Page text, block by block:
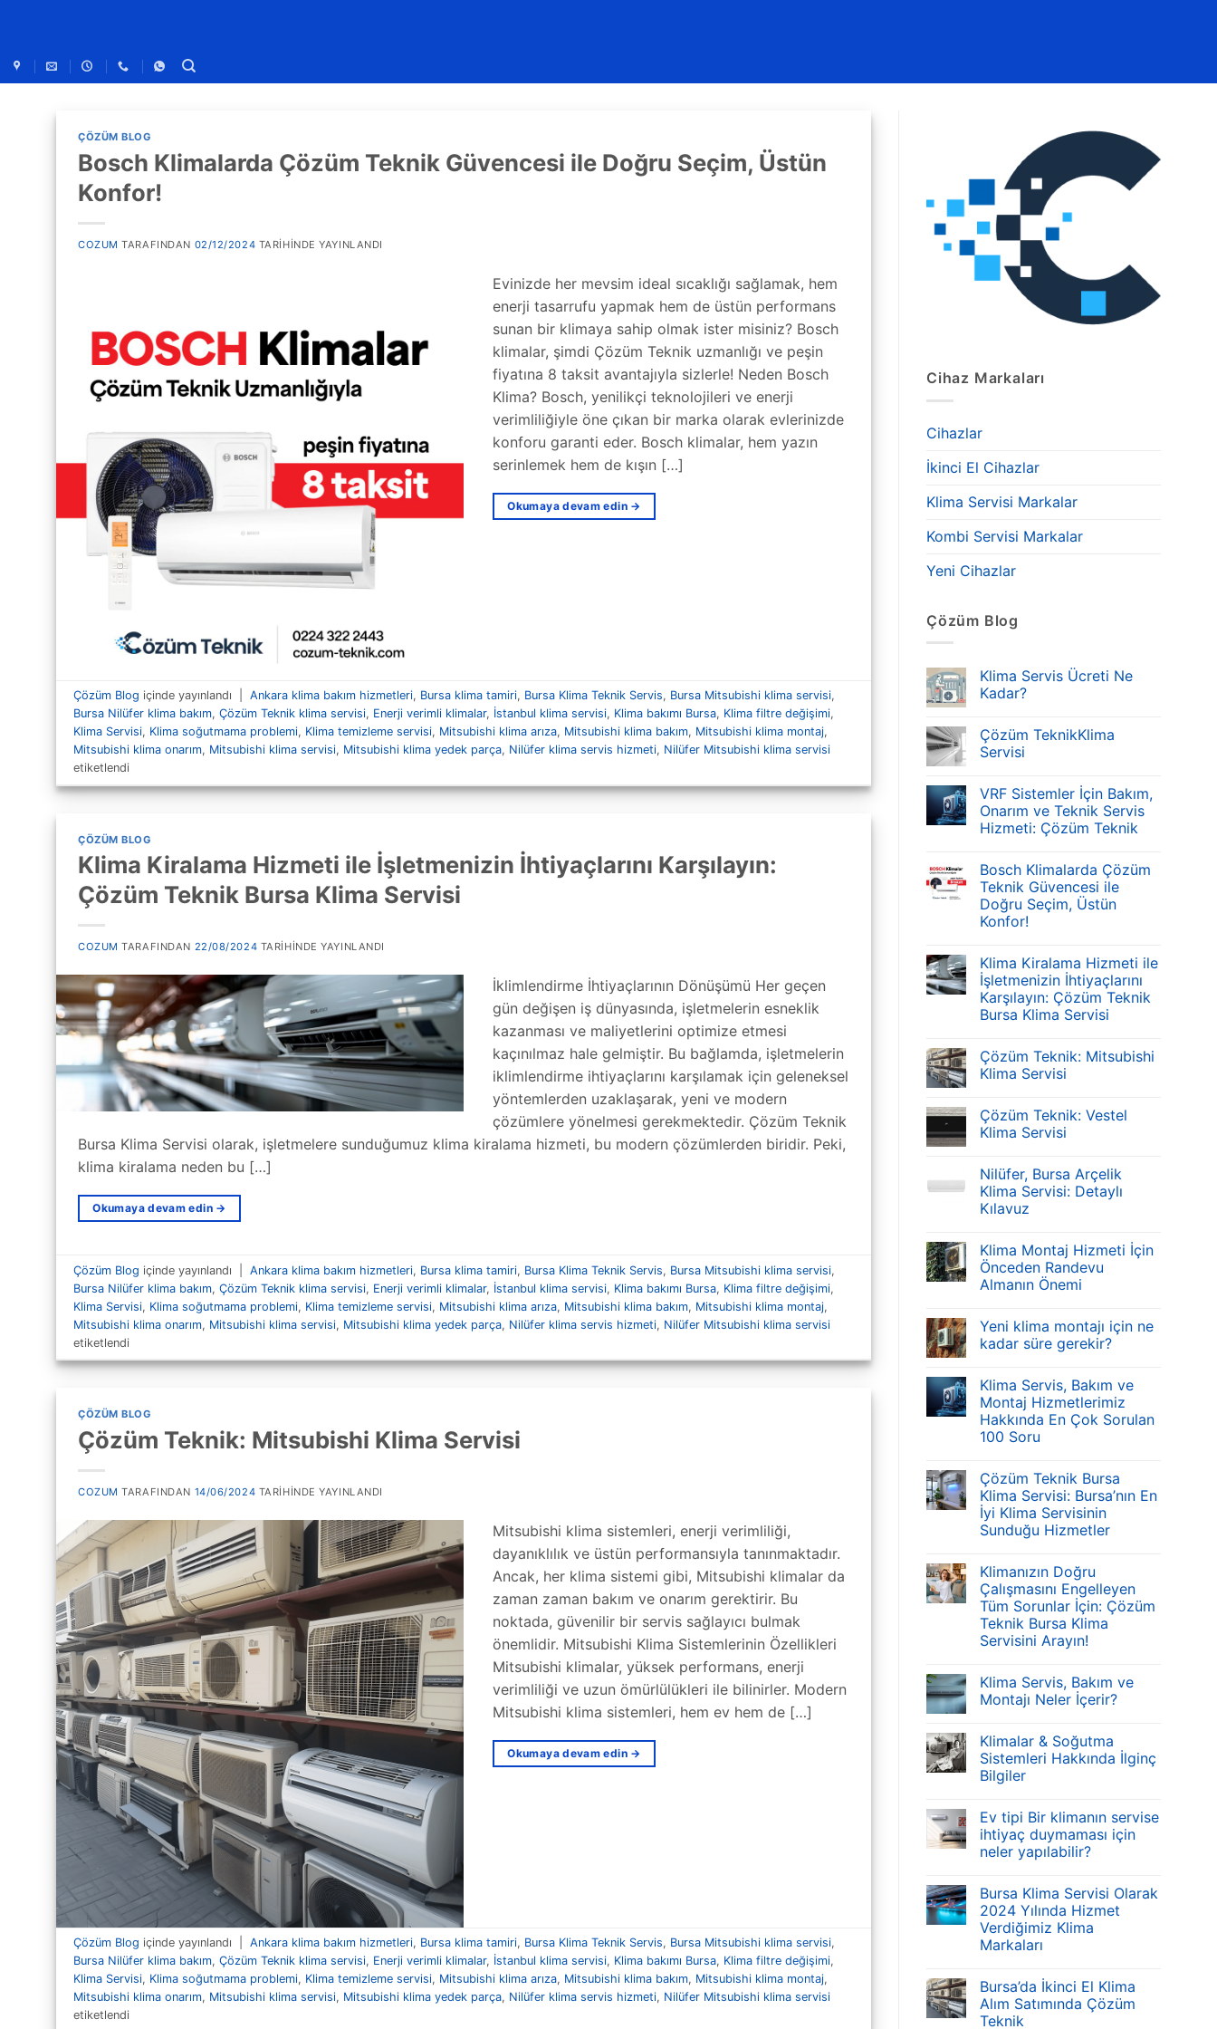
ÇÖZÜM BLOG
Bosch Klimalarda Çözüm Teknik Güvencesi ile Doğru Seçim, Üstün
Konfor!
COZUM TARAFINDAN 02/12/2024 TARIHINDE YAYINLANDI
Evinizde her mevsim ideal sıcaklığı sağlamak, hem
enerji tasarrufu yapmak hem de üstün performans
sunan bir klimaya sahip olmak ister misiniz? Bosch
klimalar, şimdi Çözüm Teknik uzmanlığı ve peşin
fiyatına 8 taksit avantajıyla sizlerle! Neden Bosch
Klima? Bosch, yenilikçi teknolojileri ve enerji
verimliliğiyle öne çıkan bir marka olarak evlerinizde
konforu garanti eder. Bosch klimalar, hem yazın
serinlemek hem de kışın […]
Okumaya devam edin →
Çözüm Blog içinde yayınlandı Ankara klima bakım hizmetleri, Bursa klima tamiri, Bursa Klima Teknik Servis, Bursa Mitsubishi klima servisi,
Bursa Nilüfer klima bakım,Çözüm Teknik klima servisi, Enerji verimli klimalar, İstanbul klima servisi, Klima bakımı Bursa, Klima filtre değişimi,
Klima Servisi, Klima soğutmama problemi, Klima temizleme servisi, Mitsubishi klima arıza, Mitsubishi klima bakım, Mitsubishi klima montaj,
Mitsubishi klima onarım, Mitsubishi klima servisi, Mitsubishi klima yedek parça, Nilüfer klima servis hizmeti, Nilüfer Mitsubishi klima servisi
etiketlendi
ÇÖZÜM BLOG
Klima Kiralama Hizmeti ile İşletmenizin İhtiyaçlarını Karşılayın:
Çözüm Teknik Bursa Klima Servisi
COZUM TARAFINDAN 22/08/2024 TARIHINDE YAYINLANDI
İklimlendirme İhtiyaçlarının Dönüşümü Her geçen
gün değişen iş dünyasında, işletmelerin esneklik
kazanması ve maliyetlerini optimize etmesi
kaçınılmaz hale gelmiştir. Bu bağlamda, işletmelerin
iklimlendirme ihtiyaçlarını karşılamak için geleneksel
yöntemlerden uzaklaşarak, yeni ve modern
çözümlere yönelmesi gerekmektedir. Çözüm Teknik
Bursa Klima Servisi olarak, işletmelere sunduğumuz klima kiralama hizmeti, bu modern çözümlerden biridir. Peki,
klima kiralama neden bu […]
Okumaya devam edin →
Çözüm Blog içinde yayınlandı Ankara klima bakım hizmetleri, Bursa klima tamiri, Bursa Klima Teknik Servis, Bursa Mitsubishi klima servisi,
Bursa Nilüfer klima bakım,Çözüm Teknik klima servisi, Enerji verimli klimalar, İstanbul klima servisi, Klima bakımı Bursa, Klima filtre değişimi,
Klima Servisi, Klima soğutmama problemi, Klima temizleme servisi, Mitsubishi klima arıza, Mitsubishi klima bakım, Mitsubishi klima montaj,
Mitsubishi klima onarım, Mitsubishi klima servisi, Mitsubishi klima yedek parça, Nilüfer klima servis hizmeti, Nilüfer Mitsubishi klima servisi
etiketlendi
ÇÖZÜM BLOG
Çözüm Teknik: Mitsubishi Klima Servisi
COZUM TARAFINDAN 14/06/2024 TARIHINDE YAYINLANDI
Mitsubishi klima sistemleri, enerji verimliliği,
dayanıklılık ve üstün performansıyla tanınmaktadır.
Ancak, her klima sistemi gibi, Mitsubishi klimalar da
zaman zaman bakım ve onarım gerektirir. Bu
noktada, güvenilir bir servis sağlayıcı bulmak
önemlidir. Mitsubishi Klima Sistemlerinin Özellikleri
Mitsubishi klimalar, yüksek performans, enerji
verimliliği ve uzun ömürlülükleri ile bilinirler. Modern
Mitsubishi klima sistemleri, hem ev hem de […]
Okumaya devam edin →
Çözüm Blog içinde yayınlandı Ankara klima bakım hizmetleri, Bursa klima tamiri, Bursa Klima Teknik Servis, Bursa Mitsubishi klima servisi,
Bursa Nilüfer klima bakım,Çözüm Teknik klima servisi, Enerji verimli klimalar, İstanbul klima servisi, Klima bakımı Bursa, Klima filtre değişimi,
Klima Servisi, Klima soğutmama problemi, Klima temizleme servisi, Mitsubishi klima arıza, Mitsubishi klima bakım, Mitsubishi klima montaj,
Mitsubishi klima onarım, Mitsubishi klima servisi, Mitsubishi klima yedek parça, Nilüfer klima servis hizmeti, Nilüfer Mitsubishi klima servisi
etiketlendi
Cihaz Markaları
Cihazlar
İkinci El Cihazlar
Klima Servisi Markalar
Kombi Servisi Markalar
Yeni Cihazlar
Çözüm Blog
Klima Servis Ücreti Ne
Kadar?
Çözüm TeknikKlima
Servisi
VRF Sistemler İçin Bakım,
Onarım ve Teknik Servis
Hizmeti: Çözüm Teknik
Bosch Klimalarda Çözüm
Teknik Güvencesi ile
Doğru Seçim, Üstün
Konfor!
Klima Kiralama Hizmeti ile
İşletmenizin İhtiyaçlarını
Karşılayın: Çözüm Teknik
Bursa Klima Servisi
Çözüm Teknik: Mitsubishi
Klima Servisi
Çözüm Teknik: Vestel
Klima Servisi
Nilüfer, Bursa Arçelik
Klima Servisi: Detaylı
Kılavuz
Klima Montaj Hizmeti İçin
Önceden Randevu
Almanın Önemi
Yeni klima montajı için ne
kadar süre gerekir?
Klima Servis, Bakım ve
Montaj Hizmetlerimiz
Hakkında En Çok Sorulan
100 Soru
Çözüm Teknik Bursa
Klima Servisi: Bursa’nın En
İyi Klima Servisinin
Sunduğu Hizmetler
Klimanızın Doğru
Çalışmasını Engelleyen
Tüm Sorunlar İçin: Çözüm
Teknik Bursa Klima
Servisini Arayın!
Klima Servis, Bakım ve
Montajı Neler İçerir?
Klimalar & Soğutma
Sistemleri Hakkında İlginç
Bilgiler
Ev tipi Bir klimanın servise
ihtiyaç duymaması için
neler yapılabilir?
Bursa Klima Servisi Olarak
2024 Yılında Hizmet
Verdiğimiz Klima
Markaları
Bursa’da İkinci El Klima
Alım Satımında Çözüm
Teknik